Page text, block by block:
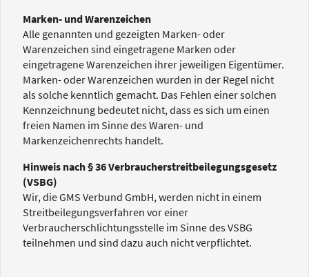
Marken- und Warenzeichen
Alle genannten und gezeigten Marken- oder
Warenzeichen sind eingetragene Marken oder
eingetragene Warenzeichen ihrer jeweiligen Eigentümer.
Marken- oder Warenzeichen wurden in der Regel nicht
als solche kenntlich gemacht. Das Fehlen einer solchen
Kennzeichnung bedeutet nicht, dass es sich um einen
freien Namen im Sinne des Waren- und
Markenzeichenrechts handelt.
Hinweis nach § 36 Verbraucherstreitbeilegungsgesetz
(VSBG)
Wir, die GMS Verbund GmbH, werden nicht in einem
Streitbeilegungsverfahren vor einer
Verbraucherschlichtungsstelle im Sinne des VSBG
teilnehmen und sind dazu auch nicht verpflichtet.